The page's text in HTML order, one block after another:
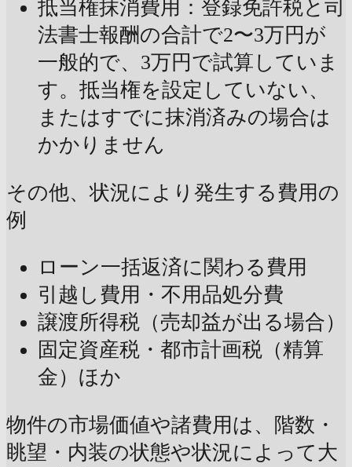
抵当権抹消費用：登録免許税と司
法書士報酬の合計で2〜3万円が
一般的で、3万円で試算していま
す。抵当権を設定していない、
またはすでに抹消済みの場合は
かかりません
その他、状況により発生する費用の
例
ローン一括返済に関わる費用
引越し費用・不用品処分費
譲渡所得税（売却益が出る場合）
固定資産税・都市計画税（精算
金）ほか
物件の市場価値や諸費用は、階数・
眺望・内装の状態や状況によって大